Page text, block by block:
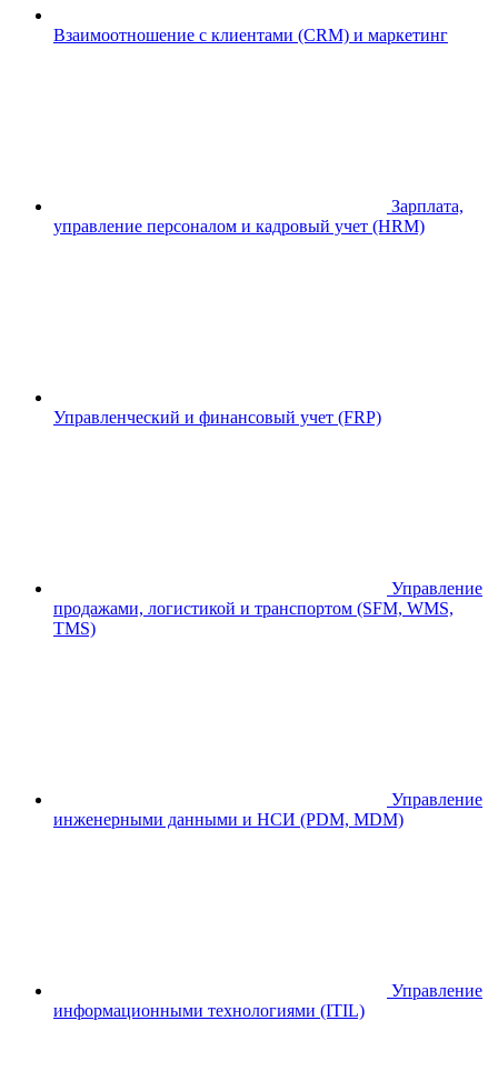
Взаимоотношение с клиентами (CRM) и маркетинг
Зарплата,
управление персоналом и кадровый учет (HRM)
Управленческий и финансовый учет (FRP)
Управление
продажами, логистикой и транспортом (SFM, WMS,
TMS)
Управление
инженерными данными и НСИ (PDM, MDM)
Управление
информационными технологиями (ITIL)